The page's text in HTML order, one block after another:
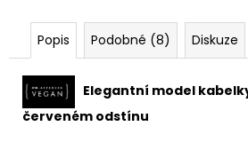
Popis Podobné (8) Diskuze
Elegantní model
červeném odstínu